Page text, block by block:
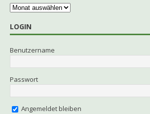
LOGIN
Benutzername
Passwort
Angemeldet bleiben